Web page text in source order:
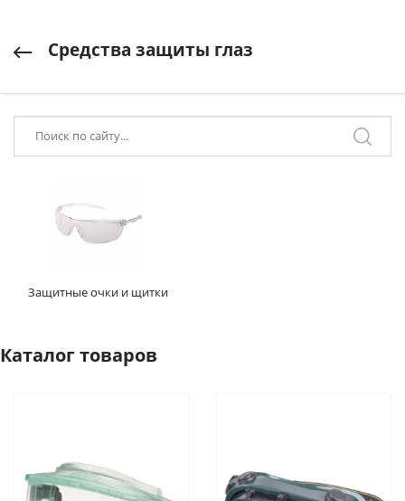
Средства защиты глаз
Защитные очки и щитки
Каталог товаров